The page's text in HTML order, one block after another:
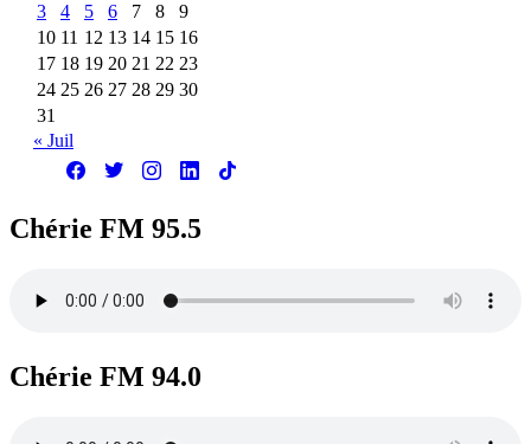
3
4 5 6 7 8
9
10 11 12 13 14 15 16
17 18 19 20 21 22 23
24 25 26 27 28 29 30
31
« Juil
Chérie FM 95.5
Chérie FM 94.0